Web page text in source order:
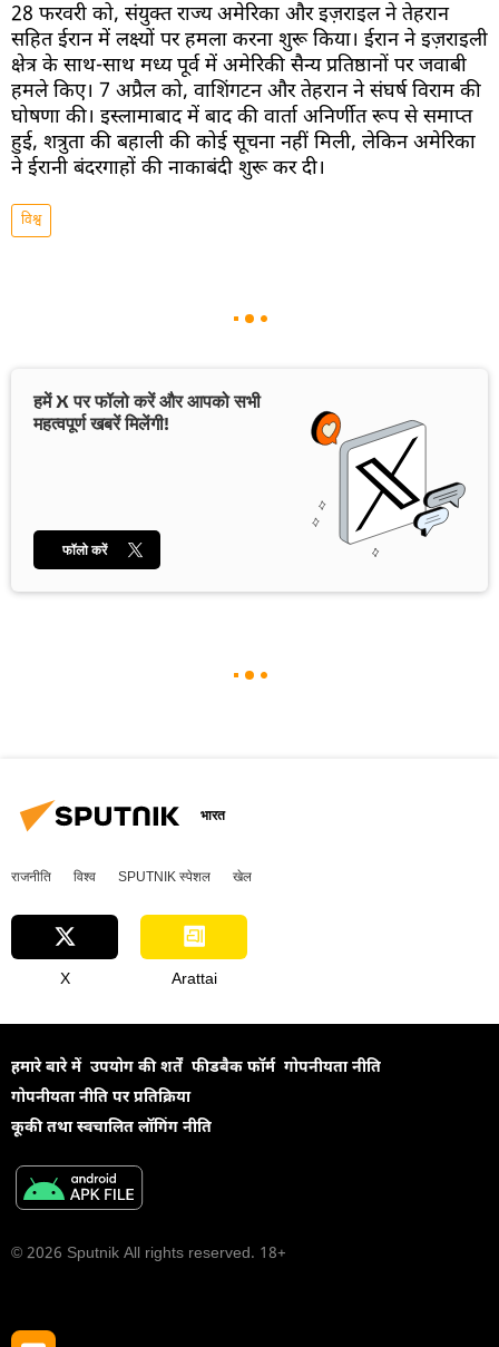
28 फरवरी को, संयुक्त राज्य अमेरिका और इज़राइल ने तेहरान
सहित ईरान में लक्ष्यों पर हमला करना शुरू किया। ईरान ने इज़राइली
क्षेत्र के साथ-साथ मध्य पूर्व में अमेरिकी सैन्य प्रतिष्ठानों पर जवाबी
हमले किए। 7 अप्रैल को, वाशिंगटन और तेहरान ने संघर्ष विराम की
घोषणा की। इस्लामाबाद में बाद की वार्ता अनिर्णीत रूप से समाप्त
हुई, शत्रुता की बहाली की कोई सूचना नहीं मिली, लेकिन अमेरिका
ने ईरानी बंदरगाहों की नाकाबंदी शुरू कर दी।
विश्व
हमें X पर फॉलो करें और आपको सभी
महत्वपूर्ण खबरें मिलेंगी!
फॉलो करें
भारत
राजनीति विश्व SPUTNIK स्पेशल खेल
X Arattai
हमारे बारे में उपयोग की शर्तें फीडबैक फॉर्म गोपनीयता नीति
गोपनीयता नीति पर प्रतिक्रिया
कूकी तथा स्वचालित लॉगिंग नीति
© 2026 Sputnik All rights reserved. 18+